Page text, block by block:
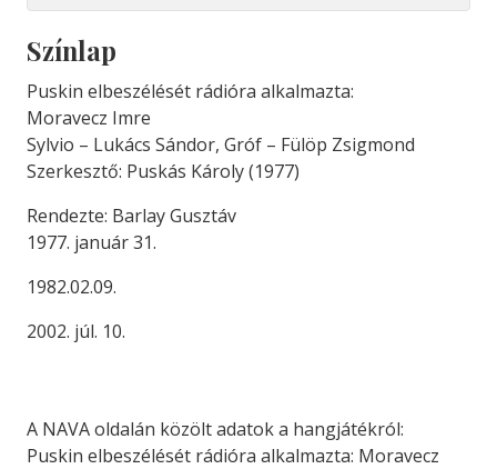
Színlap
Puskin elbeszélését rádióra alkalmazta:
Moravecz Imre
Sylvio – Lukács Sándor, Gróf – Fülöp Zsigmond
Szerkesztő: Puskás Károly (1977)
Rendezte: Barlay Gusztáv
1977. január 31.
1982.02.09.
2002. júl. 10.
A NAVA oldalán közölt adatok a hangjátékról:
Puskin elbeszélését rádióra alkalmazta: Moravecz